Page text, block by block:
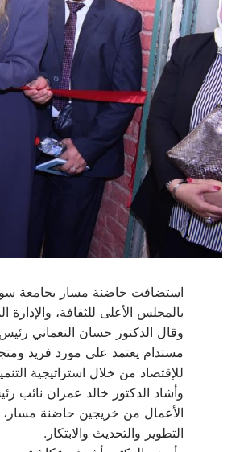
استضافت حاضنة مسار بجامعة
بالمجلس الأعلى للثقافة،
وقال الدكتور حسان النعماني
مستدام يعتمد على مورد فريد
للإقتصاد من خلال استراتيجية
وأشاد الدكتور خالد عمران نائب
الأعمال من خريجين حاضنة مسار،
التطوير والتحديث والابتكار.